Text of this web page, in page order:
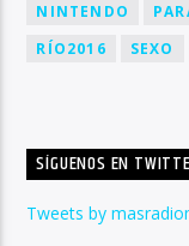
NINTENDO
RÍO2016
SEXO
SÍGUENOS EN
Tweets by